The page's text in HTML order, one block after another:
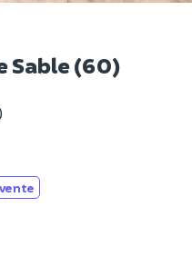
Sable (60)